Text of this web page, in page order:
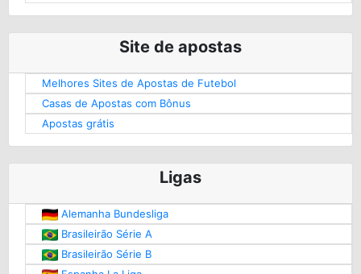
Site de apostas
Melhores Sites de Apostas de Futebol
Casas de Apostas com Bônus
Apostas grátis
Ligas
Alemanha Bundesliga
Brasileirão Série A
Brasileirão Série B